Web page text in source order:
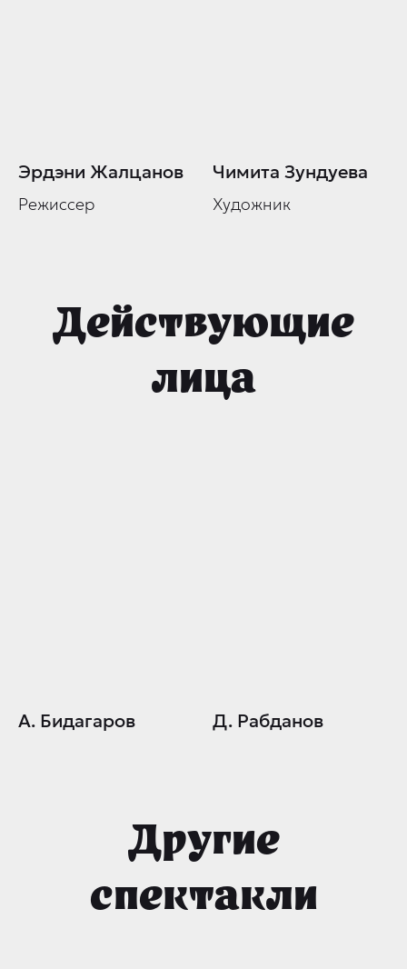
Эрдэни Жалцанов
Режиссер
Чимита Зундуева
Художник
Действующие
лица
А. Бидагаров Д. Рабданов
Другие
спектакли